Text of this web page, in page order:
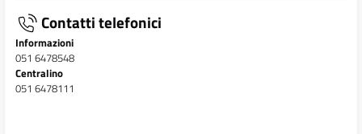
Contatti telefonici
Informazioni
051 6478548
Centralino
051 6478111